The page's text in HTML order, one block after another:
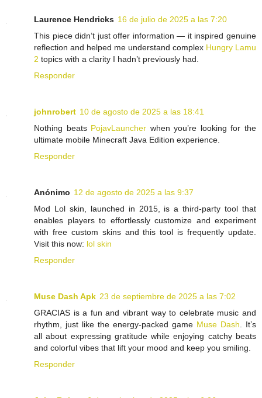
Laurence Hendricks 16 de julio de 2025 a las 7:20
This piece didn’t just offer information — it inspired genuine
reflection and helped me understand complex Hungry Lamu
2 topics with a clarity I hadn’t previously had.
Responder
johnrobert 10 de agosto de 2025 a las 18:41
Nothing beats PojavLauncher when you’re looking for the
ultimate mobile Minecraft Java Edition experience.
Responder
Anónimo 12 de agosto de 2025 a las 9:37
Mod Lol skin, launched in 2015, is a third-party tool that
enables players to effortlessly customize and experiment
with free custom skins and this tool is frequently update.
Visit this now: lol skin
Responder
Muse Dash Apk 23 de septiembre de 2025 a las 7:02
GRACIAS is a fun and vibrant way to celebrate music and
rhythm, just like the energy-packed game Muse Dash . It’s
all about expressing gratitude while enjoying catchy beats
and colorful vibes that lift your mood and keep you smiling.
Responder